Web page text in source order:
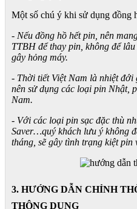
Một số chú ý khi sử dụng đồng
- Nếu đồng hồ hết pin, nên
TTBH để thay pin, không để
gây hỏng máy.
- Thời tiết Việt Nam là nhiệt đới
nên sử dụng các loại pin Nhật,
Nam.
- Với các loại pin sạc đặc thù
Saver…quý khách lưu ý không
tháng, sẽ gây tình trạng kiệt pin
3. HƯỚNG DẪN CHỈNH
THÔNG DỤNG